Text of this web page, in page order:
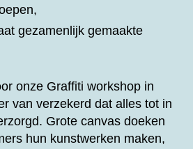
gezamenlijk gemaakte
onze Graffiti workshop in
van verzekerd dat alles tot in
Grote canvas doeken
hun kunstwerken maken,